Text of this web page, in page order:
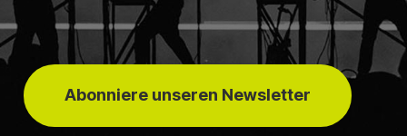
Abonniere unseren Newsletter